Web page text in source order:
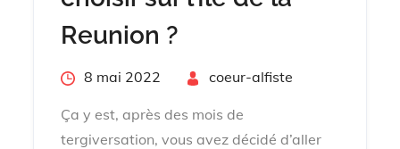
Reunion ?
Posted8 mai 2022 coeur-alfiste
Ça y est, après des mois de
tergiversation, vous avez décidé d’aller